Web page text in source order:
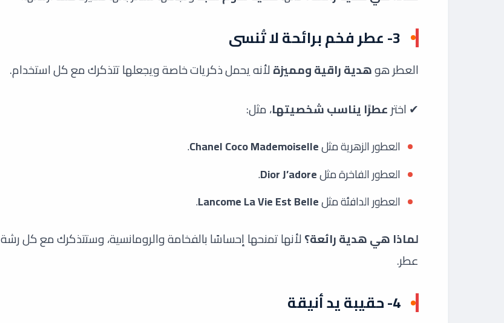
3- عطر فخم برائحة لا تُنسى
العطر هوهدية راقية ومميزةلأنه يحمل ذكريات خاصة ويجعلها تتذكرك مع كل استخدام.
✔ اخترعطرًا يناسب شخصيتها، مثل:
العطور الزهرية مثلChanel Coco Mademoiselle
.
العطور الفاخرة مثلDior J’adore
.
العطور الدافئة مثلLancome La Vie Est Belle
.
لماذا هي هدية رائعة؟لأنها تمنحها إحساسًا بالفخامة والرومانسية، وستتذكرك مع كل رشة
عطر.
4- حقيبة يد أنيقة